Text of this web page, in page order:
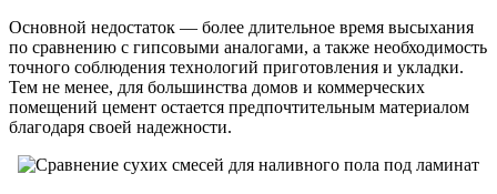
Основной недостаток — более длительное время высыхания
по сравнению с гипсовыми аналогами, а также необходимость
точного соблюдения технологий приготовления и укладки.
Тем не менее, для большинства домов и коммерческих
помещений цемент остается предпочтительным материалом
благодаря своей надежности.